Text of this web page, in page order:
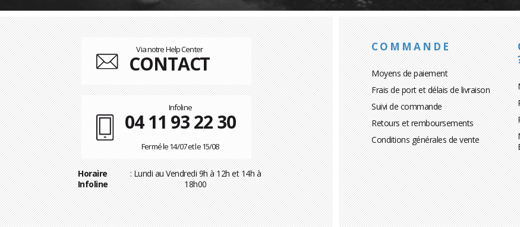
Via notre Help Center
CONTACT
Infoline
04 11 93 22 30
Fermé le 14/07 et le 15/08
Horaire
Infoline
: Lundi au Vendredi 9h à 12h et 14h à
18h00
COMMANDE
Moyens de paiement
Frais de port et délais de livraison
Suivi de commande
Retours et remboursements
Conditions générales de vente